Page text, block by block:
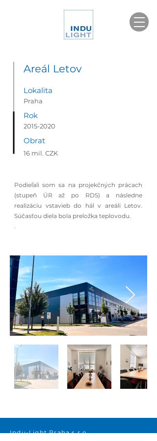
Areál Letov
Lokalita
Praha
Rok
2015-2020
Obrat
16 mil. CZK
Podieľali som sa na projekčných prácach
(stupeň ÚR až po RDS) a následne
realizáciu vstavieb do hál v areáli Letov.
Súčasťou diela bola preložka teplovodu.
.
Indu-Light Praha s.r.o.